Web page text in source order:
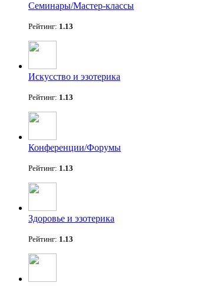
Семинары/Мастер-классы
Рейтинг: 1.13
Искусство и эзотерика
Рейтинг: 1.13
Конференции/Форумы
Рейтинг: 1.13
Здоровье и эзотерика
Рейтинг: 1.13